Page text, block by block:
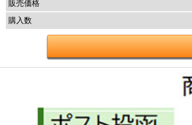
販売価格
購入数